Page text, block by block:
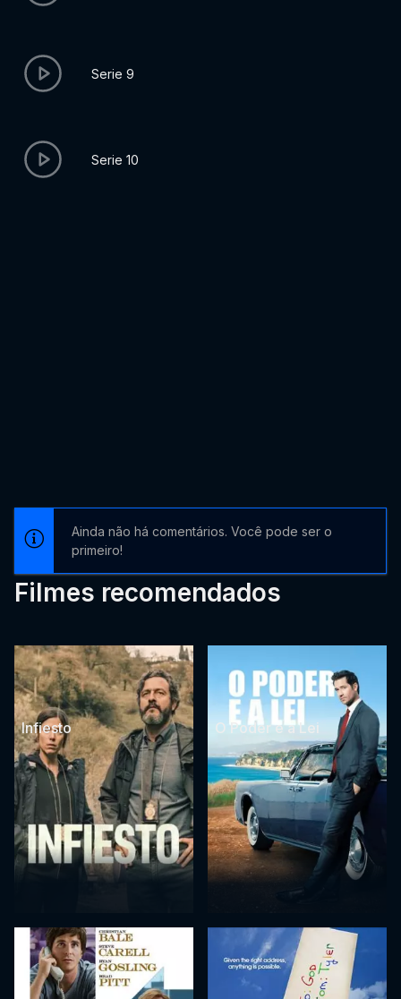
Serie 9
Serie 10
Ainda não há comentários. Você pode ser o
primeiro!
Filmes recomendados
Infiesto O Poder e a Lei